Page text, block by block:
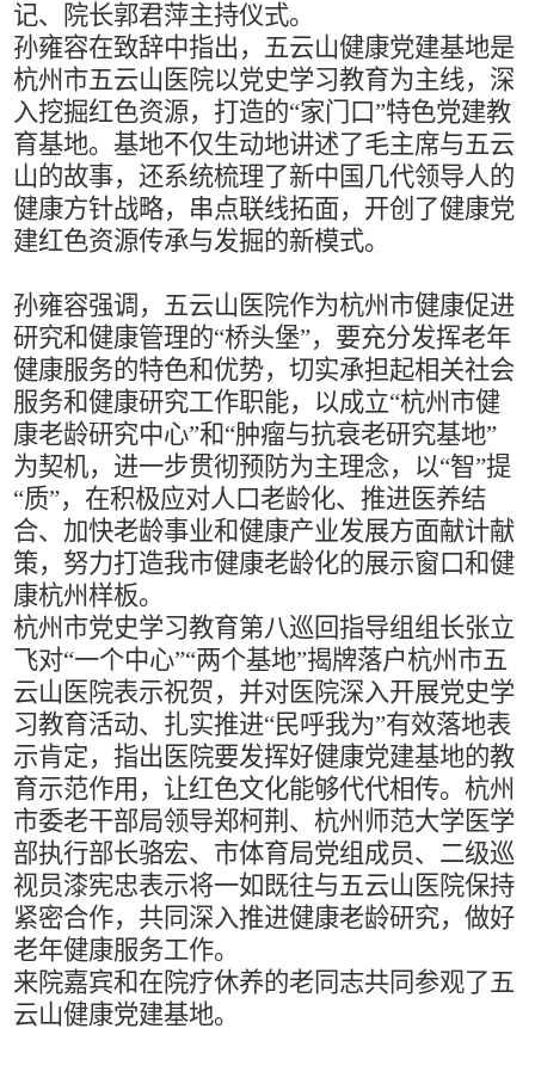
记、院长郭君萍主持仪式。
孙雍容在致辞中指出，五云山健康党建基地是
杭州市五云山医院以党史学习教育为主线，深
入挖掘红色资源，打造的“家门口”特色党建教
育基地。基地不仅生动地讲述了毛主席与五云
山的故事，还系统梳理了新中国几代领导人的
健康方针战略，串点联线拓面，开创了健康党
建红色资源传承与发掘的新模式。
孙雍容强调，五云山医院作为杭州市健康促进
研究和健康管理的“桥头堡”，要充分发挥老年
健康服务的特色和优势，切实承担起相关社会
服务和健康研究工作职能，以成立“杭州市健
康老龄研究中心”和“肿瘤与抗衰老研究基地”
为契机，进一步贯彻预防为主理念，以“智”提
“质”，在积极应对人口老龄化、推进医养结
合、加快老龄事业和健康产业发展方面献计献
策，努力打造我市健康老龄化的展示窗口和健
康杭州样板。
杭州市党史学习教育第八巡回指导组组长张立
飞对“一个中心”“两个基地”揭牌落户杭州市五
云山医院表示祝贺，并对医院深入开展党史学
习教育活动、扎实推进“民呼我为”有效落地表
示肯定，指出医院要发挥好健康党建基地的教
育示范作用，让红色文化能够代代相传。杭州
市委老干部局领导郑柯荆、杭州师范大学医学
部执行部长骆宏、市体育局党组成员、二级巡
视员漆宪忠表示将一如既往与五云山医院保持
紧密合作，共同深入推进健康老龄研究，做好
老年健康服务工作。
来院嘉宾和在院疗休养的老同志共同参观了五
云山健康党建基地。